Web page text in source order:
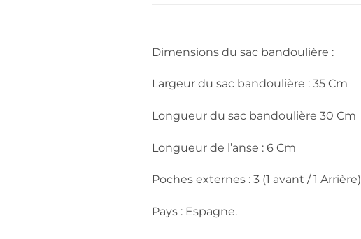
Dimensions du sac bandoulière :
Largeur du sac bandoulière : 35 Cm
Longueur du sac bandoulière 30 Cm
Longueur de l’anse : 6 Cm
Poches externes : 3 (1 avant / 1 Arrière)
Pays : Espagne.